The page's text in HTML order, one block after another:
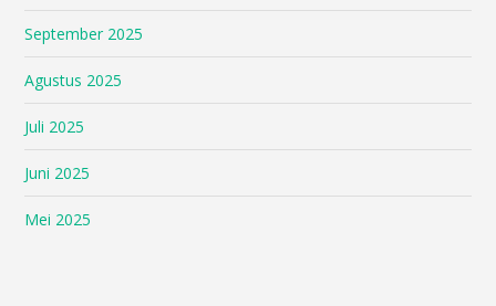
September 2025
Agustus 2025
Juli 2025
Juni 2025
Mei 2025